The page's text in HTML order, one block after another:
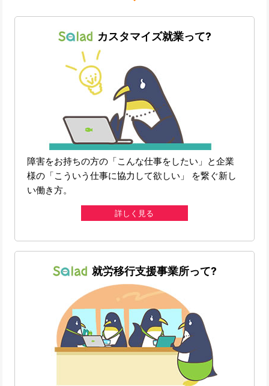
カスタマイズ就業って?
障害をお持ちの方の「こんな仕事をしたい」と企業
様の「こういう仕事に協力して欲しい」 を繋ぐ新し
い働き方。
詳しく見る
就労移行支援事業所って?